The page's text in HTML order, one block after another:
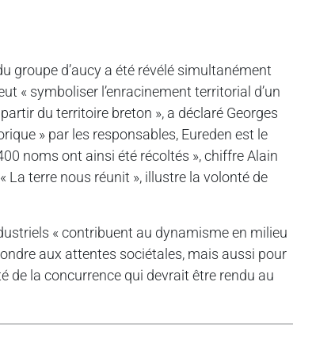
groupe d’aucy a été révélé simultanément
« symboliser l’enracinement territorial d’un
du territoire breton », a déclaré Georges
» par les responsables, Eureden est le
noms ont ainsi été récoltés », chiffre Alain
La terre nous réunit », illustre la volonté de
« contribuent au dynamisme en milieu
aux attentes sociétales, mais aussi pour
de la concurrence qui devrait être rendu au